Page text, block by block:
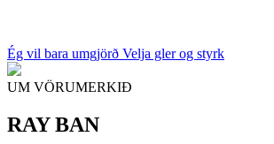
Ég vil bara umgjörð Velja gler og styrk
UM VÖRUMERKIÐ
RAY BAN